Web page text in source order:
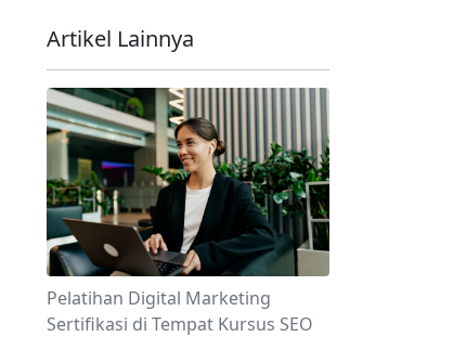
Artikel Lainnya
Pelatihan Digital Marketing
Sertifikasi di Tempat Kursus SEO